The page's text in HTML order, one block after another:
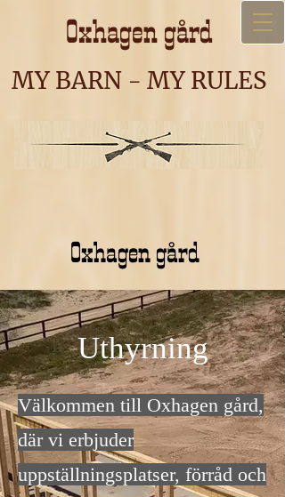
Oxhagen gård
MY BARN - MY RULES
Oxhagen gård
Uthyrning
Välkommen till Oxhagen gård,
där vi erbjuder
uppställningsplatser, förråd och